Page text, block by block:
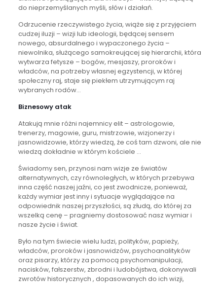
do nieprzemyślanych myśli, słów i działań.
Odrzucenie rzeczywistego życia, wiąże się z przyjęciem
cudzej iluzji – wizji lub ideologii, będącej sensem
nowego, absurdalnego i wypaczonego życia –
niewolnika, służącego samokreującej się hierarchii, która
wytwarza fetysze – bogów, mesjaszy, proroków i
władców, na potrzeby własnej egzystencji, w której
społeczny raj, staje się piekłem utrzymującym raj
wybranych rodów…
Biznesowy atak
Atakują mnie różni najemnicy elit – astrologowie,
trenerzy, magowie, guru, mistrzowie, wizjonerzy i
jasnowidzowie, którzy wiedzą, że coś tam dzwoni, ale nie
wiedzą dokładnie w którym kościele …
Świadomy sen, przynosi nam wizje ze światów
alternatywnych, czy równoległych, w których przebywa
inna część naszej jaźni, co jest zwodnicze, ponieważ,
każdy wymiar jest inny i sytuacje wyglądające na
odpowiednik naszej przyszłości, są złudą, do której za
wszelką cenę – pragniemy dostosować nasz wymiar i
nasze życie i świat.
Było na tym świecie wielu ludzi, polityków, papieży,
władców, proroków i jasnowidzów, psychoanalityków
oraz pisarzy, którzy za pomocą psychomanipulacji,
nacisków, fałszerstw, zbrodni i ludobójstwa, dokonywali
zwrotów historycznych , dopasowanych do ich wizji,